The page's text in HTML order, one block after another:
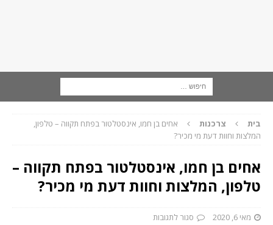
בית צרכנות
אחים בן חמו, אינסטלטור בפתח תקווה – טלפון,
המלצות וחוות דעת מי מכיר?
אחים בן חמו, אינסטלטור בפתח תקווה –
טלפון, המלצות וחוות דעת מי מכיר?
מאי 6, 2020 סגור לתגובות